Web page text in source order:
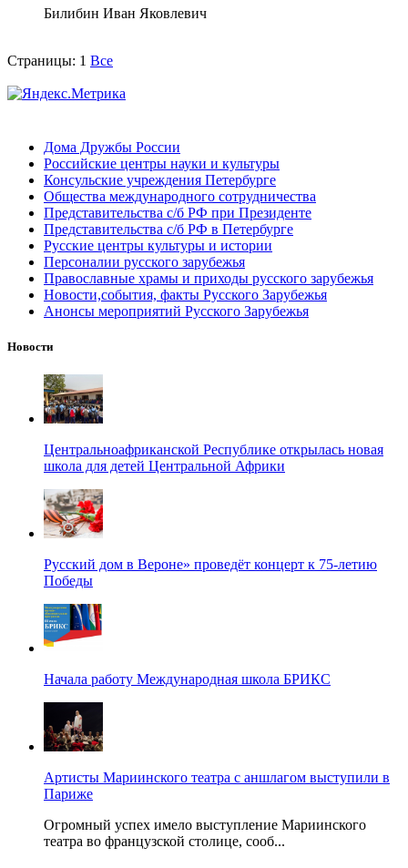
Билибин Иван Яковлевич
Страницы: 1 Все
Дома Дружбы России
Российские центры науки и культуры
Консульские учреждения Петербурге
Общества международного сотрудничества
Представительства с/б РФ при Президенте
Представительства с/б РФ в Петербурге
Русские центры культуры и истории
Персоналии русского зарубежья
Православные храмы и приходы русского зарубежья
Новости,события, факты Русского Зарубежья
Анонсы мероприятий Русского Зарубежья
Новости
Центральноафриканской Республике открылась новая
школа для детей Центральной Африки
Русский дом в Вероне» проведёт концерт к 75-летию
Победы
Начала работу Международная школа БРИКС
Артисты Мариинского театра с аншлагом выступили в
Париже
Огромный успех имело выступление Мариинского
театра во французской столице, сооб...